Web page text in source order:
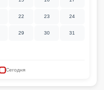
22 23 24
29 30 31
Сегодня